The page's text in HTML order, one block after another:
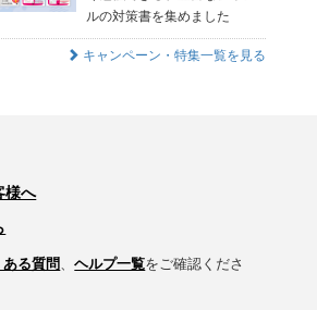
ルの対策書を集めました
キャンペーン・特集一覧を見る
様へ
ある質問、ヘルプ一覧をご確認くださ